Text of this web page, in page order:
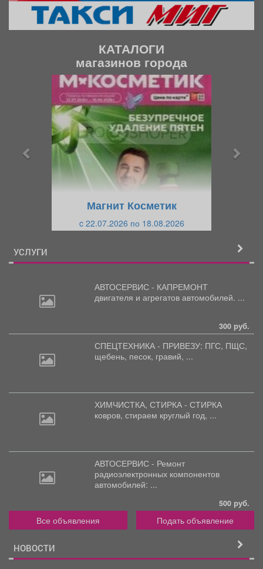
КАТАЛОГИ
магазинов города
Магнит Косметик
c 22.07.2026 по 18.08.2026
УСЛУГИ
АВТОСЕРВИС - КАПРЕМОНТ
двигателя и агрегатов автомобилей. ...
300 руб.
СПЕЦТЕХНИКА - ПРИВЕЗУ: ПГС, ПЩС,
щебень, песок, гравий, ...
ХИМЧИСТКА, СТИРКА - СТИРКА
ковров, стираем круглый год, ...
АВТОСЕРВИС - Ремонт
радиоэлектронных компонентов
автомобилей: ...
500 руб.
Все объявления Подать объявление
НОВОСТИ